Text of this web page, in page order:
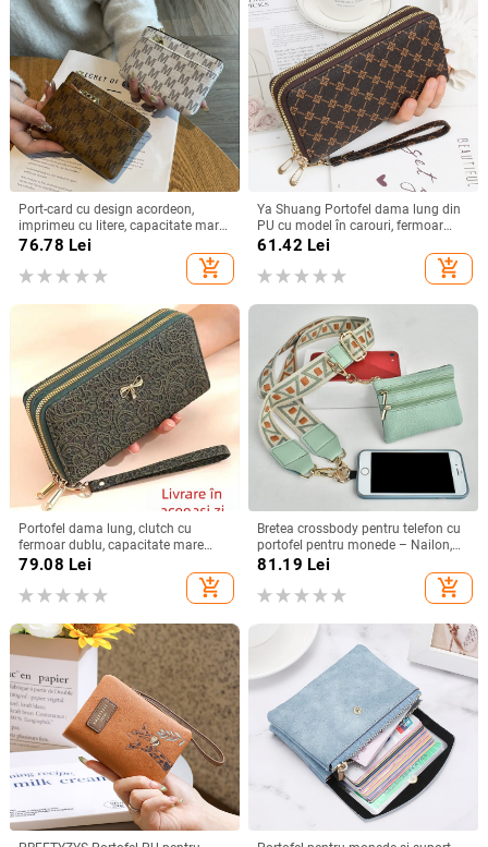
Port-card cu design acordeon,
imprimeu cu litere, capacitate mare,
exterior PVC, căptușeală din
76.78 Lei
add_shopping_cart
Ya Shuang Portofel dama lung din
PU cu model în carouri, fermoar
dublu, capacitate mare
61.42 Lei
add_shopping_cart
Portofel dama lung, clutch cu
fermoar dublu, capacitate mare
(material PU, căptușeală poliester,
79.08 Lei
add_shopping_cart
Bretea crossbody pentru telefon cu
portofel pentru monede – Nailon,
stil urban minimalist, unisex, Pick
81.19 Lei
add_shopping_cart